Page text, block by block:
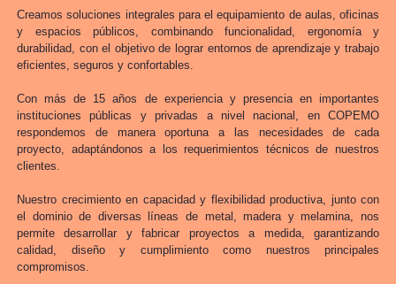
Creamos soluciones integrales para el equipamiento de aulas, oficinas
y espacios públicos, combinando funcionalidad, ergonomía y
durabilidad, con el objetivo de lograr entornos de aprendizaje y trabajo
eficientes, seguros y confortables.
Con más de 15 años de experiencia y presencia en importantes
instituciones públicas y privadas a nivel nacional, en COPEMO
respondemos de manera oportuna a las necesidades de cada
proyecto, adaptándonos a los requerimientos técnicos de nuestros
clientes.
Nuestro crecimiento en capacidad y flexibilidad productiva, junto con
el dominio de diversas líneas de metal, madera y melamina, nos
permite desarrollar y fabricar proyectos a medida, garantizando
calidad, diseño y cumplimiento como nuestros principales
compromisos.